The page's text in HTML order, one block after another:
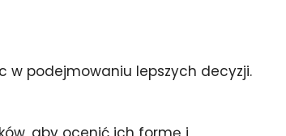
w podejmowaniu lepszych decyzji.